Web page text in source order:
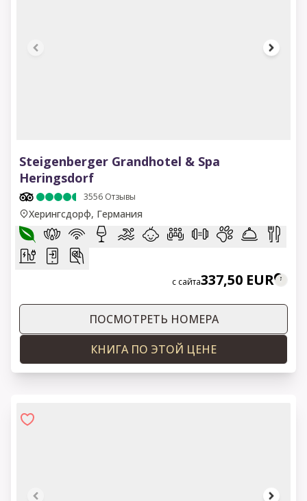
Steigenberger Grandhotel & Spa
Heringsdorf
3556 Отзывы
Херингсдорф, Германия
с сайта337,50 EUR
ПОСМОТРЕТЬ НОМЕРА
КНИГА ПО ЭТОЙ ЦЕНЕ